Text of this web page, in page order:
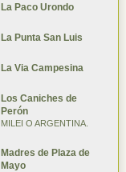
La Paco Urondo
La Punta San Luis
La Via Campesina
Los Caniches de
Perón
MILEI O ARGENTINA.
Madres de Plaza de
Mayo